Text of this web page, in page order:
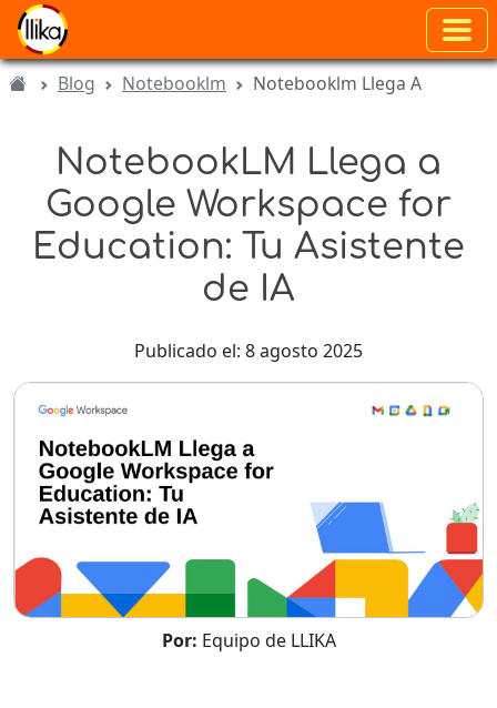
Blog Notebooklm Notebooklm Llega A
NotebookLM Llega a
Google Workspace for
Education: Tu Asistente
de IA
Publicado el: 8 agosto 2025
Por: Equipo de LLIKA